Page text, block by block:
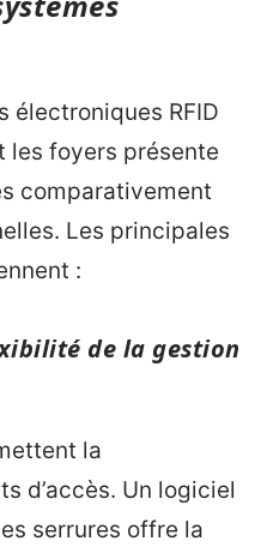
électroniques RFID
les foyers présente
comparativement
Les principales
:
de la gestion
la
d’accès. Un logiciel
serrures offre la